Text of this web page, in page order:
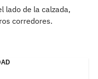
lado de la calzada,
corredores.